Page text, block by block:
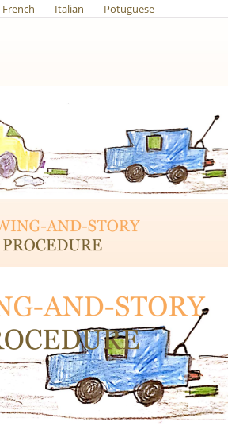
French Italian Potuguese